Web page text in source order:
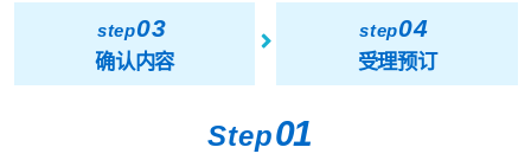
step03
确认内容
step04
受理预订
Step01